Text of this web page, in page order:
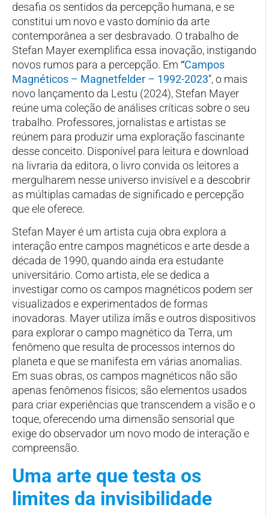
desafia os sentidos da percepção humana, e se
constitui um novo e vasto domínio da arte
contemporânea a ser desbravado. O trabalho de
Stefan Mayer exemplifica essa inovação, instigando
novos rumos para a percepção. Em “Campos
Magnéticos – Magnetfelder – 1992-2023“, o mais
novo lançamento da Lestu (2024), Stefan Mayer
reúne uma coleção de análises críticas sobre o seu
trabalho. Professores, jornalistas e artistas se
reúnem para produzir uma exploração fascinante
desse conceito. Disponível para leitura e download
na livraria da editora, o livro convida os leitores a
mergulharem nesse universo invisível e a descobrir
as múltiplas camadas de significado e percepção
que ele oferece.
Stefan Mayer é um artista cuja obra explora a
interação entre campos magnéticos e arte desde a
década de 1990, quando ainda era estudante
universitário. Como artista, ele se dedica a
investigar como os campos magnéticos podem ser
visualizados e experimentados de formas
inovadoras. Mayer utiliza ímãs e outros dispositivos
para explorar o campo magnético da Terra, um
fenômeno que resulta de processos internos do
planeta e que se manifesta em várias anomalias.
Em suas obras, os campos magnéticos não são
apenas fenômenos físicos; são elementos usados
para criar experiências que transcendem a visão e o
toque, oferecendo uma dimensão sensorial que
exige do observador um novo modo de interação e
compreensão.
Uma arte que testa os
limites da invisibilidade